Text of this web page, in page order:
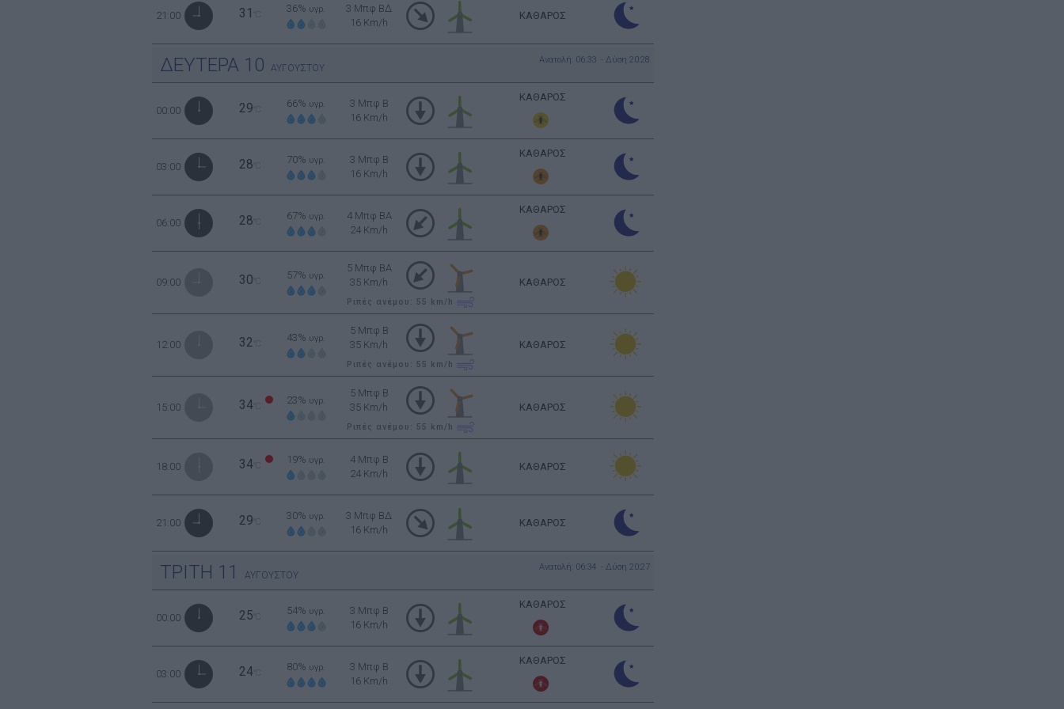
21:00 31 36% υγρ.
3 Μπφ ΒΔ
16 Km/h
ΚΑΘΑΡΟΣ
ΔΕΥΤΕΡΑ 10 ΑΥΓΟΥΣΤΟΥ
Ανατολή: 06:33 - Δύση 20:28
00:00 29 66% υγρ.
3 Μπφ B
16 Km/h
ΚΑΘΑΡΟΣ
03:00 28 70% υγρ.
3 Μπφ B
16 Km/h
ΚΑΘΑΡΟΣ
06:00 28 67% υγρ.
4 Μπφ BA
24 Km/h
ΚΑΘΑΡΟΣ
09:00 30 57% υγρ.
5 Μπφ BA
35 Km/h
Ριπές ανέμου: 55 km/h
ΚΑΘΑΡΟΣ
12:00 32 43% υγρ.
5 Μπφ B
35 Km/h
Ριπές ανέμου: 55 km/h
ΚΑΘΑΡΟΣ
15:00 34°C
23% υγρ.
5 Μπφ B
35 Km/h
Ριπές ανέμου: 55 km/h
ΚΑΘΑΡΟΣ
18:00 34°C
19% υγρ.
4 Μπφ B
24 Km/h
ΚΑΘΑΡΟΣ
21:00 29 30% υγρ.
3 Μπφ ΒΔ
16 Km/h
ΚΑΘΑΡΟΣ
ΤΡΙΤΗ 11 ΑΥΓΟΥΣΤΟΥ
Ανατολή: 06:34 - Δύση 20:27
00:00 25 54% υγρ.
3 Μπφ B
16 Km/h
ΚΑΘΑΡΟΣ
03:00 24°C
80% υγρ.
3 Μπφ B
16 Km/h
ΚΑΘΑΡΟΣ